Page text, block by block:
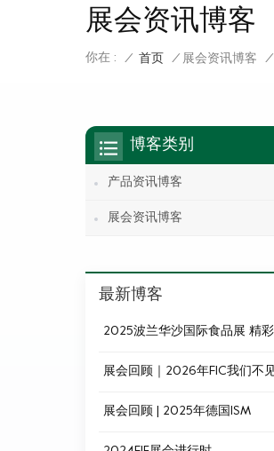
展会资讯博客
你在 : / 首页 / 展会资讯博客 /
博客类别
产品资讯博客
展会资讯博客
最新博客
2025波兰华沙国际食品展 精
展会回顾｜2026年FIC我们不
展会回顾 | 2025年德国ISM